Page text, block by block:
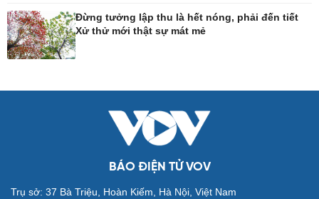
Xe máy
Tư vấn
Doanh nghiệp 24h
Doanh nhân
Dinh dưỡng - món ngon
Cây thuốc
Sản phụ khoa
Nhi khoa
Làm đẹp - giảm cân
Đừng tưởng lập thu là hết nóng, phải đến tiết
Xử thử mới thật sự mát mẻ
BÁO ĐIỆN TỬ VOV
Trụ sở: 37 Bà Triệu, Hoàn Kiếm, Hà Nội, Việt Nam